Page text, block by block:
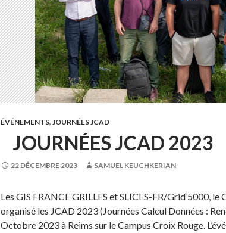
ÉVÉNEMENTS, JOURNÉES JCAD
JOURNÉES JCAD 2023
22 DÉCEMBRE 2023 SAMUEL KEUCHKERIAN
Les GIS FRANCE GRILLES et SLICES-FR/Grid’5000,
organisé les JCAD 2023 (Journées Calcul Données :
Octobre 2023 à Reims sur le Campus Croix Rouge.